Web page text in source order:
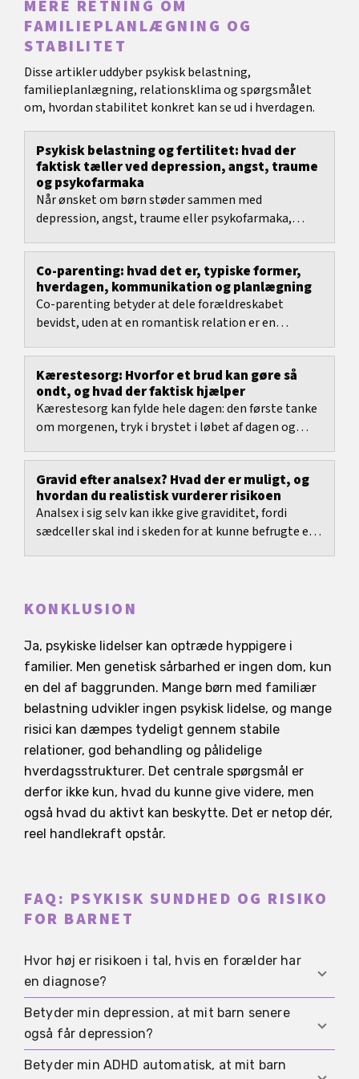
MERE RETNING OM
FAMILIEPLANLÆGNING OG
STABILITET
Disse artikler uddyber psykisk belastning,
familieplanlægning, relationsklima og spørgsmålet
om, hvordan stabilitet konkret kan se ud i hverdagen.
Psykisk belastning og fertilitet: hvad der
faktisk tæller ved depression, angst, traume
og psykofarmaka
Når ønsket om børn støder sammen med
depression, angst, traume eller psykofarmaka,
Co-parenting: hvad det er, typiske former,
hverdagen, kommunikation og planlægning
Co-parenting betyder at dele forældreskabet
bevidst, uden at en romantisk relation er en
Kærestesorg: Hvorfor et brud kan gøre så
ondt, og hvad der faktisk hjælper
Kærestesorg kan fylde hele dagen: den første tanke
om morgenen, tryk i brystet i løbet af dagen og
Gravid efter analsex? Hvad der er muligt, og
hvordan du realistisk vurderer risikoen
Analsex i sig selv kan ikke give graviditet, fordi
sædceller skal ind i skeden for at kunne befrugte et
KONKLUSION
Ja, psykiske lidelser kan optræde hyppigere i
familier. Men genetisk sårbarhed er ingen dom, kun
en del af baggrunden. Mange børn med familiær
belastning udvikler ingen psykisk lidelse, og mange
risici kan dæmpes tydeligt gennem stabile
relationer, god behandling og pålidelige
hverdagsstrukturer. Det centrale spørgsmål er
derfor ikke kun, hvad du kunne give videre, men
også hvad du aktivt kan beskytte. Det er netop dér,
reel handlekraft opstår.
FAQ: PSYKISK SUNDHED OG RISIKO
FOR BARNET
Hvor høj er risikoen i tal, hvis en forælder har
en diagnose?
Studier viser forskellige risikostigninger alt efter
diagnose, men ingen individuel forudsigelse. Det
vigtige er, at mange børn heller ikke ved familiær
Betyder min depression, at mit barn senere
også får depression?
Nej. En familiær belastning kan øge risikoen, men
Betyder min ADHD automatisk, at mit barn